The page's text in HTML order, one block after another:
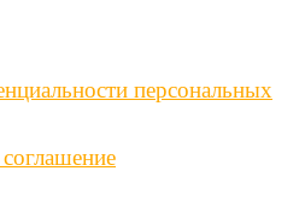
персональных